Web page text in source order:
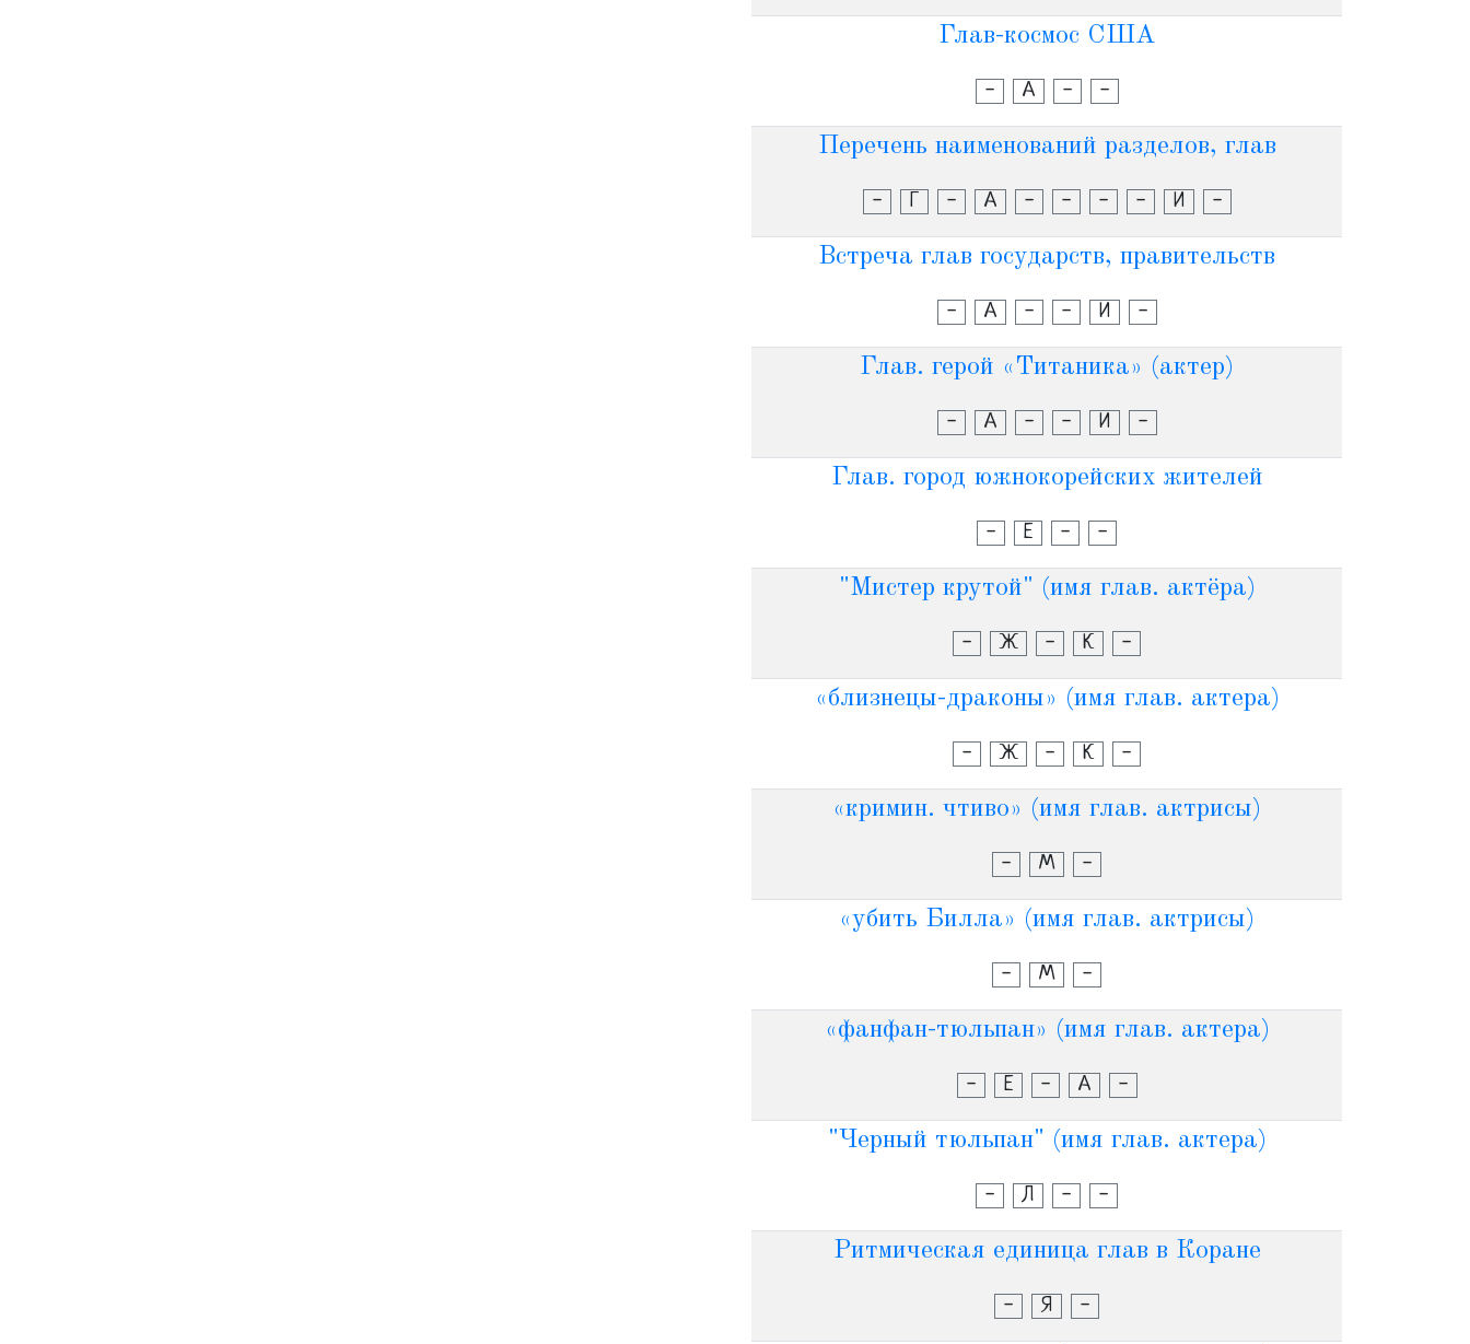
Глав-космос США
- А - -
Перечень наименований разделов, глав
- Г - А - - - - И -
Встреча глав государств, правительств
- А - - И -
Глав. герой «Титаника» (актер)
- А - - И -
Глав. город южнокорейских жителей
- Е - -
"Мистер крутой" (имя глав. актёра)
- Ж - К -
«близнецы-драконы» (имя глав. актера)
- Ж - К -
«кримин. чтиво» (имя глав. актрисы)
- М -
«убить Билла» (имя глав. актрисы)
- М -
«фанфан-тюльпан» (имя глав. актера)
- Е - А -
"Черный тюльпан" (имя глав. актера)
- Л - -
Ритмическая единица глав в Коране
- Я -